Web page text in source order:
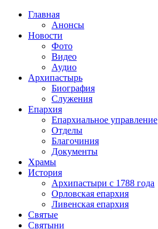
Главная
Анонсы
Новости
Фото
Видео
Аудио
Архипастырь
Биография
Служения
Епархия
Епархиальное управление
Отделы
Благочиния
Документы
Храмы
История
Архипастыри с 1788 года
Орловская епархия
Ливенская епархия
Святые
Святыни